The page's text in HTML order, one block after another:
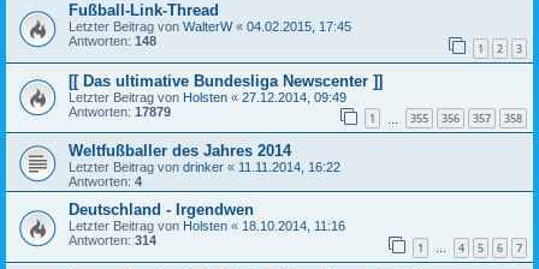
Fußball-Link-Thread
Letzter Beitrag von WalterW« 04.02.2015, 17:45
Antworten: 148 1 2 3
[[ Das ultimative Bundesliga Newscenter ]]
Letzter Beitrag von Holsten « 27.12.2014, 09:49
Antworten: 17879 1 355 356 357 358
Weltfußballer des Jahres 2014
Letzter Beitrag von drinker « 11.11.2014, 16:22
Antworten: 4
Deutschland - Irgendwen
Letzter Beitrag von Holsten « 18.10.2014, 11:16
Antworten: 314 1 … 4 5 6 7